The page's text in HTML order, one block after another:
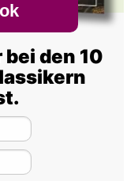
bei den 10